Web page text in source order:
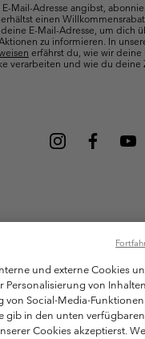
Mail-Adresse angibst,
einen
E-Mail-Adresse, um dich
zu informieren. In
erfährst du, wie wir deine
verarbeiten und wie du
Austria GmbH.
Österreich. Alle Rechte
Allgemeine
und externe Cookies
Personalisierung von
von Social-Media-
gib in den unten
Cookies akzeptierst.